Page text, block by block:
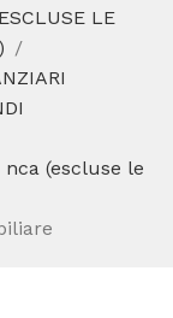
LE
(escluse le